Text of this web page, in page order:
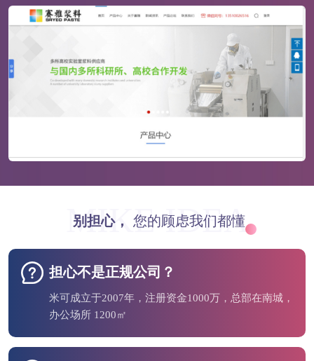
MIKE IDEA
别担心， 您的顾虑我们都懂
担心不是正规公司？
米可成立于2007年，注册资金1000万，总部在南城，
办公场所 1200㎡